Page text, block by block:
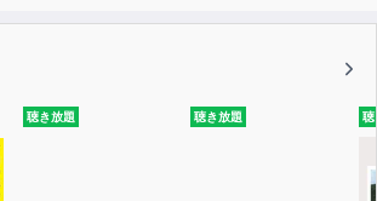
んで半世紀 手の甲に刻まれた姑の来し
った環境は、光本に新たな葛藤をもた
はどうにもならないものを見つめつつ、
聴き放題 聴き放題 聴